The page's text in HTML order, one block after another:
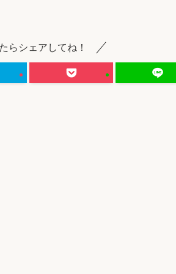
らシェアしてね！